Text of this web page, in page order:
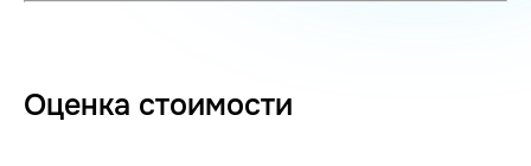
Оценка стоимости